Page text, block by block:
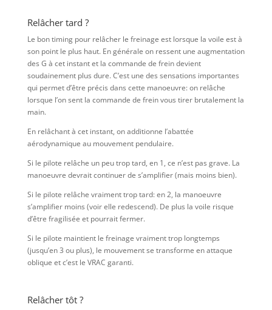
Relâcher tard ?
Le bon timing pour relâcher le freinage est lorsque la voile est à
son point le plus haut. En générale on ressent une augmentation
des G à cet instant et la commande de frein devient
soudainement plus dure. C’est une des sensations importantes
qui permet d’être précis dans cette manoeuvre: on relâche
lorsque l’on sent la commande de frein vous tirer brutalement la
main.
En relâchant à cet instant, on additionne l’abattée
aérodynamique au mouvement pendulaire.
Si le pilote relâche un peu trop tard, en 1, ce n’est pas grave. La
manoeuvre devrait continuer de s’amplifier (mais moins bien).
Si le pilote relâche vraiment trop tard: en 2, la manoeuvre
s’amplifier moins (voir elle redescend). De plus la voile risque
d’être fragilisée et pourrait fermer.
Si le pilote maintient le freinage vraiment trop longtemps
(jusqu’en 3 ou plus), le mouvement se transforme en attaque
oblique et c’est le VRAC garanti.
Relâcher tôt ?